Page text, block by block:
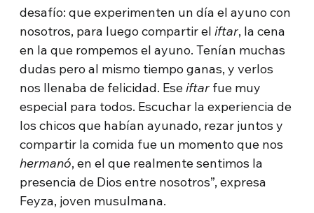
desafío: que experimenten un día el ayuno con
nosotros, para luego compartir eliftar, la cena
en la que rompemos el ayuno. Tenían muchas
dudas pero al mismo tiempo ganas, y verlos
nos llenaba de felicidad. Eseiftar fue muy
especial para todos. Escuchar la experiencia de
los chicos que habían ayunado, rezar juntos y
compartir la comida fue un momento que nos
hermanó, en el que realmente sentimos la
presencia de Dios entre nosotros”, expresa
Feyza, joven musulmana.